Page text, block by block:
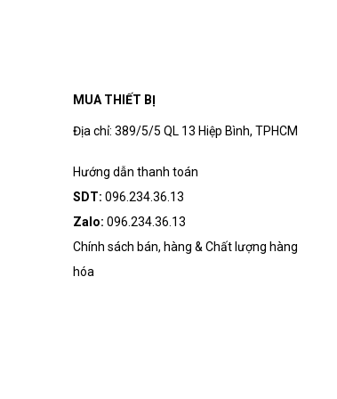
MUA THIẾT BỊ
Địa chỉ: 389/5/5 QL 13 Hiệp Bình, TPHCM
Hướng dẫn thanh toán
SDT: 096.234.36.13
Zalo: 096.234.36.13
Chính sách bán, hàng & Chất lượng hàng
hóa